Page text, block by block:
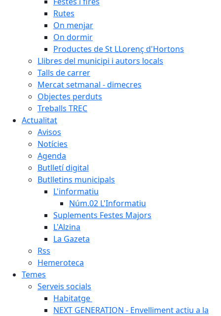
Rutes
On menjar
On dormir
Productes de St LLorenç d'Hortons
Llibres del municipi i autors locals
Talls de carrer
Mercat setmanal - dimecres
Objectes perduts
Treballs TREC
Actualitat
Avisos
Notícies
Agenda
Butlletí digital
Butlletins municipals
L'informatiu
Núm.02 L'Informatiu
Suplements Festes Majors
L'Alzina
La Gazeta
Rss
Hemeroteca
Temes
Serveis socials
Habitatge
NEXT GENERATION - Envelliment actiu a la